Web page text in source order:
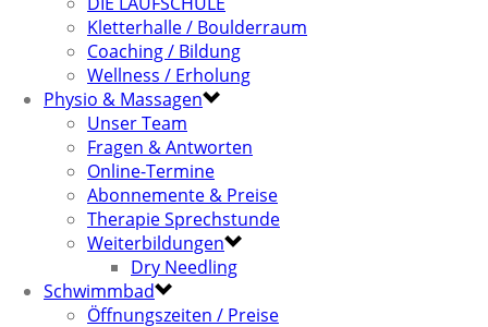
Kletterhalle / Boulderraum
Coaching / Bildung
Wellness / Erholung
Physio & Massagen
Unser Team
Fragen & Antworten
Online-Termine
Abonnemente & Preise
Therapie Sprechstunde
Weiterbildungen
Dry Needling
Schwimmbad
Öffnungszeiten / Preise